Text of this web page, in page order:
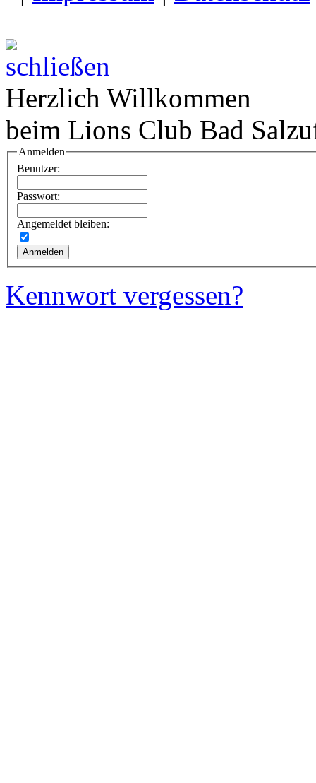
Herzlich Willkommen
beim Lions Club Bad
Anmelden
Benutzer:
Passwort:
Angemeldet bleiben:
Kennwort vergessen?